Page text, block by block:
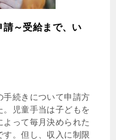
～受給まで、い
手続きについて申請方
児童手当は子どもを
って毎月決められた
。但し、収入に制限